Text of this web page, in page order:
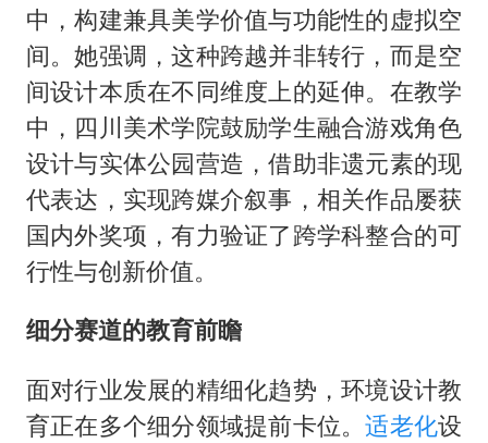
中，构建兼具美学价值与功能性的虚拟空
间。她强调，这种跨越并非转行，而是空
间设计本质在不同维度上的延伸。在教学
中，四川美术学院鼓励学生融合游戏角色
设计与实体公园营造，借助非遗元素的现
代表达，实现跨媒介叙事，相关作品屡获
国内外奖项，有力验证了跨学科整合的可
行性与创新价值。
细分赛道的教育前瞻
面对行业发展的精细化趋势，环境设计教
育正在多个细分领域提前卡位。适老化设